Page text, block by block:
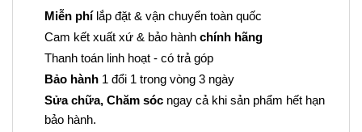
Miễn phílắp đặt & vận chuyển toàn quốc
Cam kết xuất xứ & bảo hành chính hãng
Thanh toán linh hoạt - có trả góp
Bảo hành 1 đổi 1 trong vòng 3 ngày
Sửa chữa, Chăm sóc ngay cả khi sản phẩm hết hạn
bảo hành.